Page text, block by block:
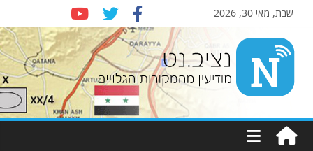
שבת, מאי 30, 2026
Nziv.net
מודיעין
מהמקורות